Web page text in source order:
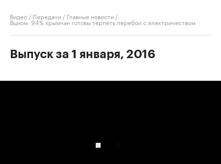
Видео / Передачи / Главные новости /
Вциом: 94% крымчан готовы терпеть перебои с электричеством
Выпуск за 1 января, 2016